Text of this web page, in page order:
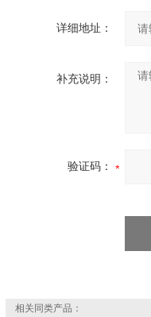
详细地址：
补充说明：
验证码：
相关同类产品：